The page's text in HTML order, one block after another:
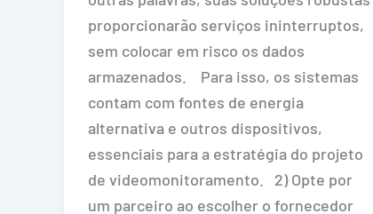
proporcionarão serviços ininterruptos,
sem colocar em risco os dados
armazenados. Para isso, os sistemas
contam com fontes de energia
alternativa e outros dispositivos,
essenciais para a estratégia do projeto
de videomonitoramento. 2) Opte por
um parceiro ao escolher o fornecedor